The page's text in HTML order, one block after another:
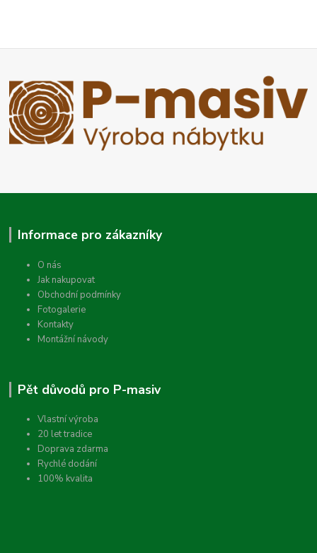
Informace pro zákazníky
O nás
Jak nakupovat
Obchodní podmínky
Fotogalerie
Kontakty
Montážní návody
Pět důvodů pro P-masiv
Vlastní výroba
20 let tradice
Doprava zdarma
Rychlé dodání
100% kvalita